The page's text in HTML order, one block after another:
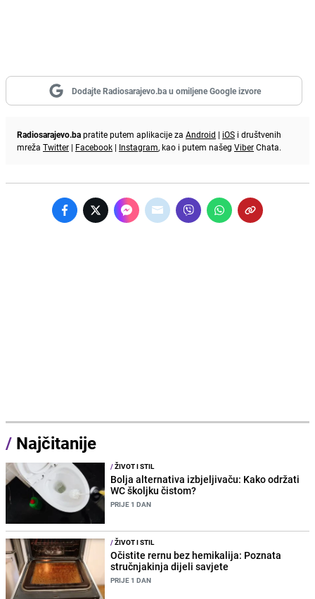
Dodajte Radiosarajevo.ba u omiljene Google izvore
Radiosarajevo.bapratite putem aplikacije za Android | iOS i društvenih
mreža Twitter | Facebook | Instagram, kao i putem našeg ViberChata.
/ Najčitanije
/ŽIVOT I STIL
Bolja alternativa izbjeljivaču: Kako održati
WC školjku čistom?
PRIJE 1 DAN
/ŽIVOT I STIL
Očistite rernu bez hemikalija: Poznata
stručnjakinja dijeli savjete
PRIJE 1 DAN